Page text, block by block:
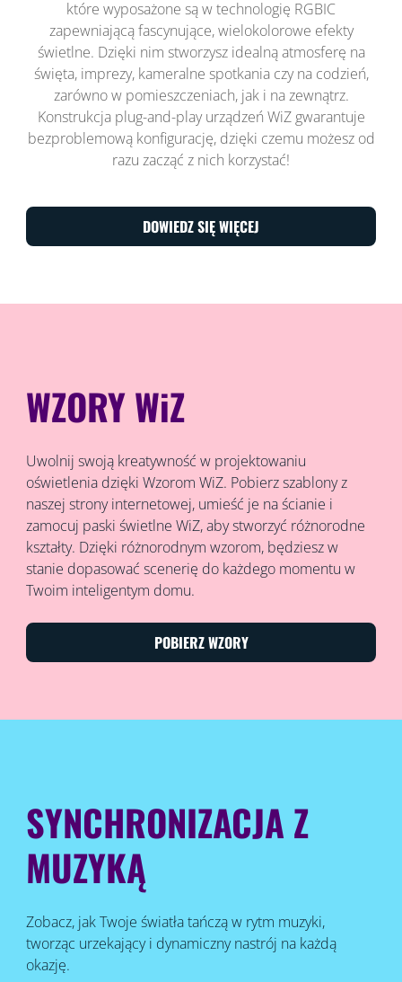
które wyposażone są w technologię RGBIC
zapewniającą fascynujące, wielokolorowe efekty
świetlne. Dzięki nim stworzysz idealną atmosferę na
święta, imprezy, kameralne spotkania czy na codzień,
zarówno w pomieszczeniach, jak i na zewnątrz.
Konstrukcja plug-and-play urządzeń WiZ gwarantuje
bezproblemową konfigurację, dzięki czemu możesz od
razu zacząć z nich korzystać!
DOWIEDZ SIĘ WIĘCEJ
WZORY WiZ
Uwolnij swoją kreatywność w projektowaniu
oświetlenia dzięki Wzorom WiZ. Pobierz szablony z
naszej strony internetowej, umieść je na ścianie i
zamocuj paski świetlne WiZ, aby stworzyć różnorodne
kształty. Dzięki różnorodnym wzorom, będziesz w
stanie dopasować scenerię do każdego momentu w
Twoim inteligentym domu.
POBIERZ WZORY
SYNCHRONIZACJA Z
MUZYKĄ
Zobacz, jak Twoje światła tańczą w rytm muzyki,
tworząc urzekający i dynamiczny nastrój na każdą
okazję.